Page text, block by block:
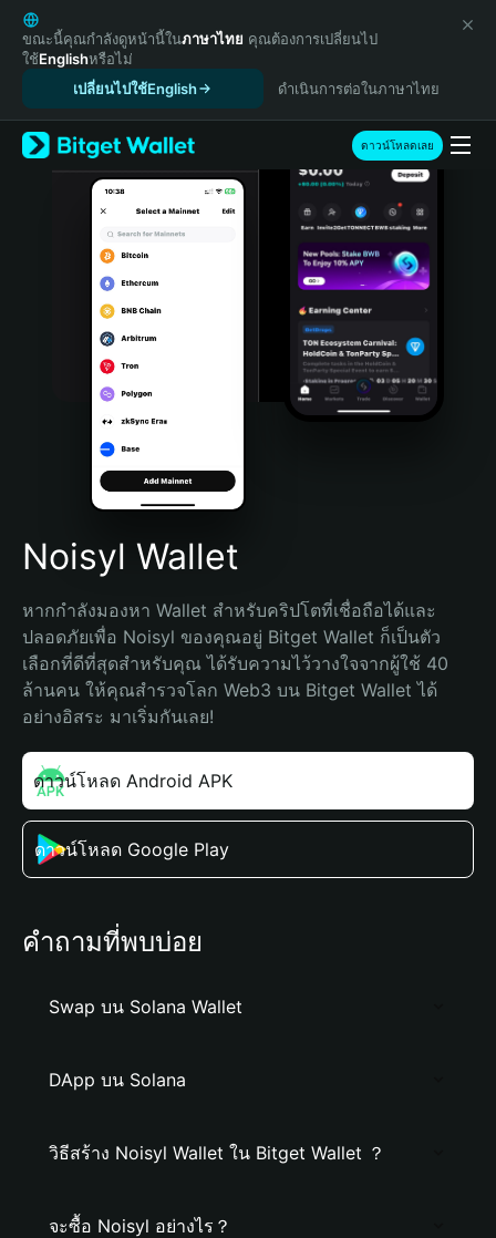
English
日本語
Tiếng Việt
Español (Latinoamérica)
Türkçe
Italiano
Português (Portugal)
Bahasa Indonesia
Português (Brasil)
Español (Argentina)
ขณะนี้คุณกำลังดูหน้านี้ในภาษาไทย คุณต้องการเปลี่ยนไป
ใช้Englishหรือไม่
เปลี่ยนไปใช้English
ดำเนินการต่อในภาษาไทย
ดาวน์โหลดเลย
Noisyl Wallet
หากกำลังมองหา Wallet สำหรับคริปโตที่เชื่อถือได้และ
ปลอดภัยเพื่อ Noisyl ของคุณอยู่ Bitget Wallet ก็เป็นตัว
เลือกที่ดีที่สุดสำหรับคุณ ได้รับความไว้วางใจจากผู้ใช้ 40
ล้านคน ให้คุณสำรวจโลก Web3 บน Bitget Wallet ได้
อย่างอิสระ มาเริ่มกันเลย!
ดาวน์โหลด Android APK
ดาวน์โหลด Google Play
คำถามที่พบบ่อย
Swap บน Solana Wallet
DApp บน Solana
วิธีสร้าง Noisyl Wallet ใน Bitget Wallet ？
จะซื้อ Noisyl อย่างไร？